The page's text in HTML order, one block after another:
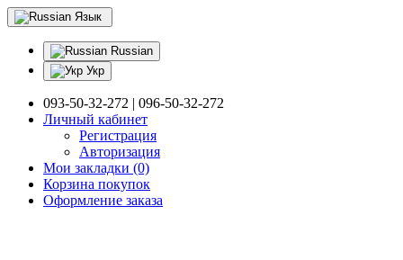
Язык
Russian
Укр
093-50-32-272 | 096-50-32-272
Личный кабинет
Регистрация
Авторизация
Мои закладки (0)
Корзина покупок
Оформление заказа